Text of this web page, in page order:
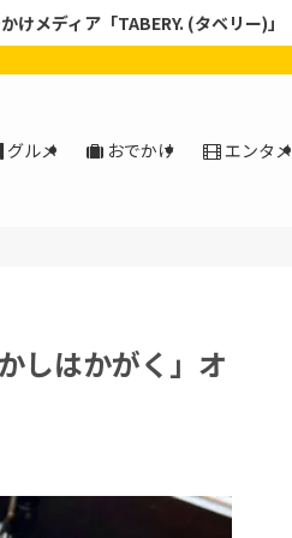
けメディア「TABERY. (タベリー)」
グルメ おでかけ エンタメ
しはかがく」オ